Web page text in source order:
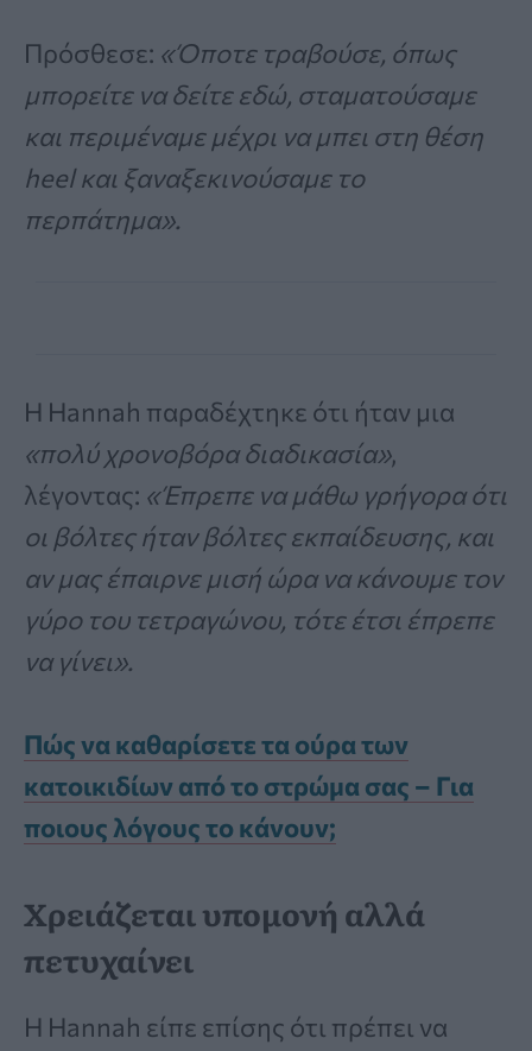
Πρόσθεσε: «Όποτε τραβούσε, όπως
μπορείτε να δείτε εδώ, σταματούσαμε
και περιμέναμε μέχρι να μπει στη θέση
heel και ξαναξεκινούσαμε το
περπάτημα».
Η Hannah παραδέχτηκε ότι ήταν μια
«πολύ χρονοβόρα διαδικασία»,
λέγοντας: «Έπρεπε να μάθω γρήγορα ότι
οι βόλτες ήταν βόλτες εκπαίδευσης, και
αν μας έπαιρνε μισή ώρα να κάνουμε τον
γύρο του τετραγώνου, τότε έτσι έπρεπε
να γίνει».
Πώς να καθαρίσετε τα ούρα των
κατοικιδίων από το στρώμα σας – Για
ποιους λόγους το κάνουν;
Χρειάζεται υπομονή αλλά
πετυχαίνει
Η Hannah είπε επίσης ότι πρέπει να